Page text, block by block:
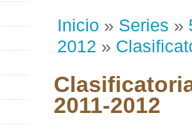
Inicio » Series »
2012 »
2011-2012